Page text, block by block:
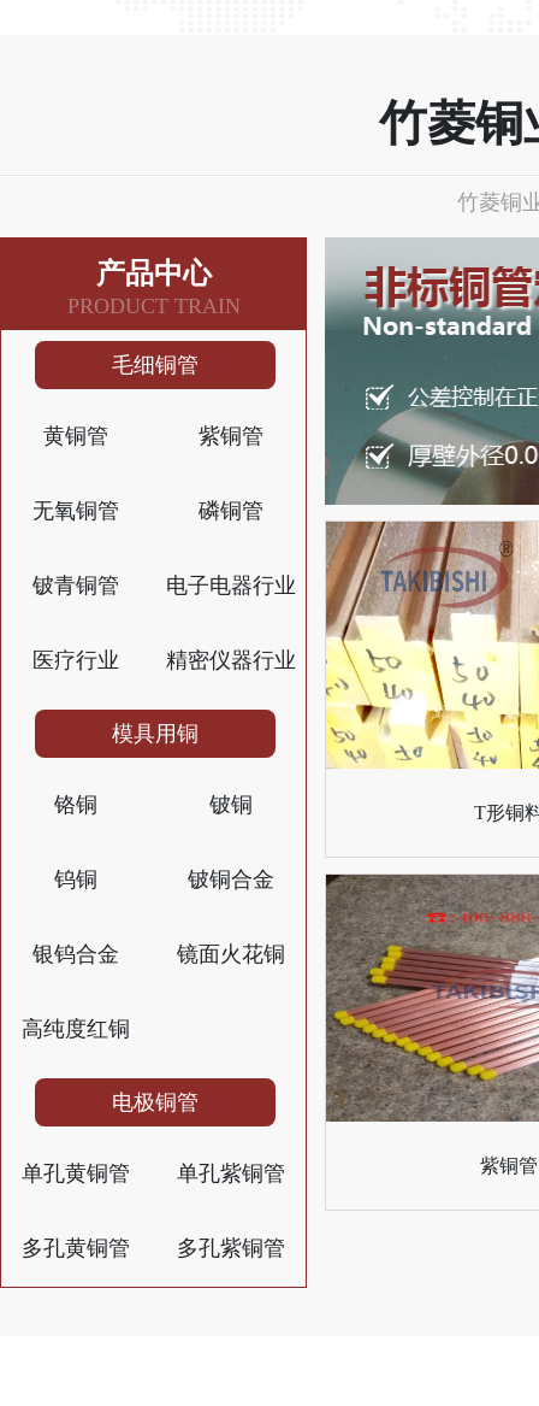
竹菱铜
竹菱铜
产品中心
PRODUCT TRAIN
毛细铜管
黄铜管 紫铜管
无氧铜管 磷铜管
铍青铜管 电子电器行业
医疗行业 精密仪器行业
模具用铜
铬铜 铍铜
钨铜 铍铜合金
银钨合金 镜面火花铜
高纯度红铜
电极铜管
单孔黄铜管 单孔紫铜管
多孔黄铜管 多孔紫铜管
T形铜
紫铜管